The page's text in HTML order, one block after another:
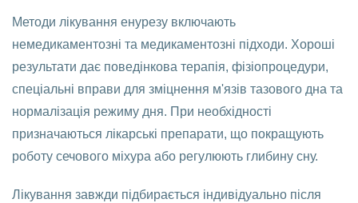
Методи лікування енурезу включають
немедикаментозні та медикаментозні підходи. Хороші
результати дає поведінкова терапія, фізіопроцедури,
спеціальні вправи для зміцнення м'язів тазового дна та
нормалізація режиму дня. При необхідності
призначаються лікарські препарати, що покращують
роботу сечового міхура або регулюють глибину сну.
Лікування завжди підбирається індивідуально після